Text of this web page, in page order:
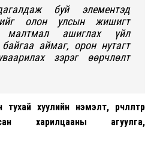
буй элементэд
ийг олон улсын жишигт
малтмал ашиглах үйл
аймаг, орон нутагт
зэрэг өөрчлөлт
хуулийн нэмэлт, өөрчлөлтөөр
харилцааны агуулга,